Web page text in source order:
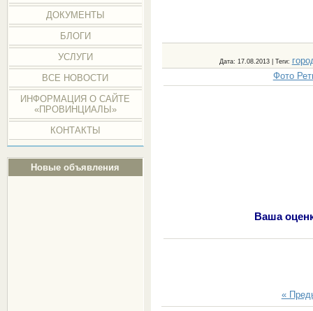
ДОКУМЕНТЫ
БЛОГИ
УСЛУГИ
ВСЕ НОВОСТИ
ИНФОРМАЦИЯ О САЙТЕ
«ПРОВИНЦИАЛЫ»
КОНТАКТЫ
Новые объявления
Дата: 17.08.2013 | Теги:
Фото
Ваша
«